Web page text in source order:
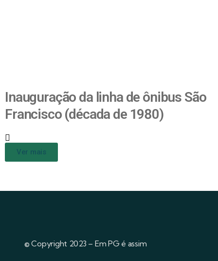
Inauguração da linha de ônibus São
Francisco (década de 1980)
Ver mais
© Copyright 2023 – Em PG é assim